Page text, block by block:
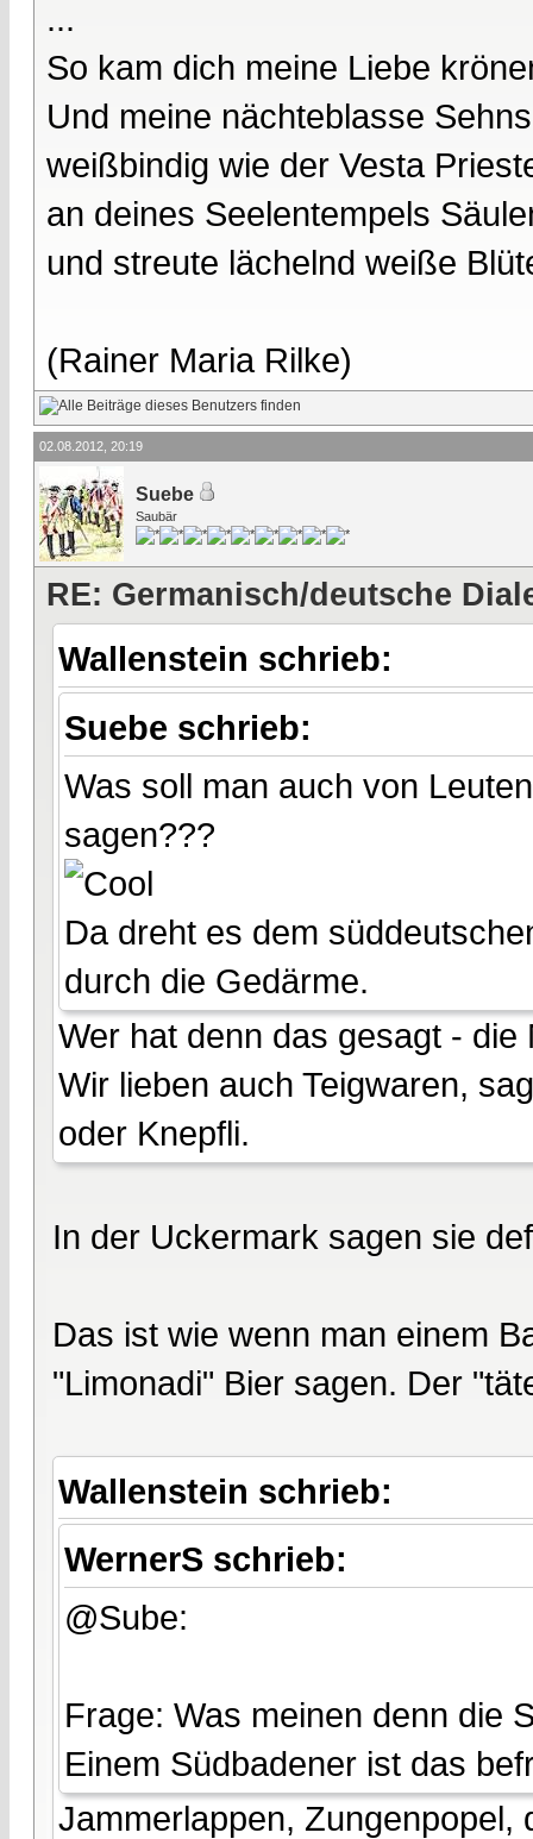
...
So kam dich meine Liebe
Und meine nächteblasse
weißbindig wie der Vesta
an deines Seelentempels
und streute lächelnd weiße
(Rainer Maria Rilke)
02.08.2012, 20:19
Suebe
Saubär
RE: Germanisch/deutsche
Wallenstein schrieb:
Suebe schrieb:
Was soll man auch von
sagen???
Da dreht es dem
durch die Gedärme.
Wer hat denn das gesagt - die
Wir lieben auch Teigwaren,
oder Knepfli.
In der Uckermark sagen sie
Das ist wie wenn man einem
"Limonadi" Bier sagen. Der
Wallenstein schrieb:
WernerS schrieb:
@Sube:
Frage: Was meinen denn die
Einem Südbadener ist das
Jammerlappen, Zungenpopel,